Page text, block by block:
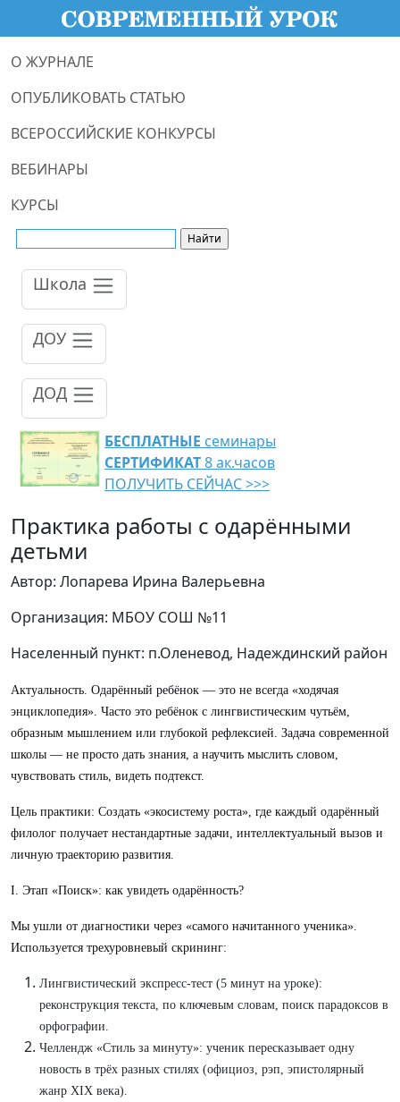
О ЖУРНАЛЕ
ОПУБЛИКОВАТЬ СТАТЬЮ
ВСЕРОССИЙСКИЕ КОНКУРСЫ
ВЕБИНАРЫ
КУРСЫ
Школа
ДОУ
ДОД
БЕСПЛАТНЫЕ семинары
СЕРТИФИКАТ8 ак.часов
ПОЛУЧИТЬ СЕЙЧАС >>>
Практика работы с одарёнными
детьми
Автор: Лопарева Ирина Валерьевна
Организация: МБОУ СОШ №11
Населенный пункт: п.Оленевод, Надеждинский район
Актуальность. Одарённый ребёнок — это не всегда «ходячая
энциклопедия». Часто это ребёнок с лингвистическим чутьём,
образным мышлением или глубокой рефлексией. Задача современной
школы — не просто дать знания, а научить мыслить словом,
чувствовать стиль, видеть подтекст.
Цель практики: Создать «экосистему роста», где каждый одарённый
филолог получает нестандартные задачи, интеллектуальный вызов и
личную траекторию развития.
I. Этап «Поиск»: как увидеть одарённость?
Мы ушли от диагностики через «самого начитанного ученика».
Используется трехуровневый скрининг:
Лингвистический экспресс-тест (5 минут на уроке):
реконструкция текста, по ключевым словам, поиск парадоксов в
орфографии.
Челлендж «Стиль за минуту»: ученик пересказывает одну
новость в трёх разных стилях (официоз, рэп, эпистолярный
жанр XIX века).